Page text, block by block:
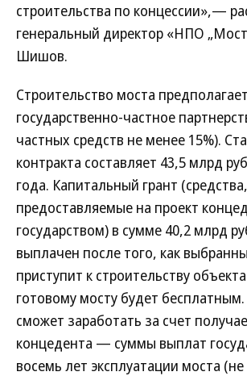
строительства по концессии»,—
генеральный директор «НПО
Шишов.
Строительство моста предполагает
государственно-частное
частных средств не менее 15%).
контракта составляет 43,5 млрд
года. Капитальный грант (средства,
предоставляемые на проект
государством) в сумме 40,2 млрд
выплачен после того, как
приступит к строительству
готовому мосту будет
сможет заработать за счет
концедента — суммы выплат
восемь лет эксплуатации моста